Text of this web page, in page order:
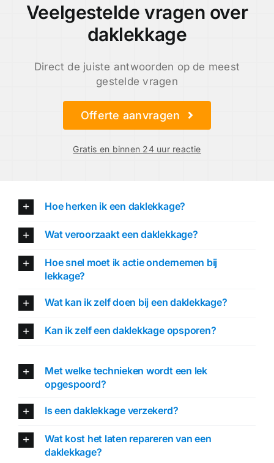
Veelgestelde vragen over
daklekkage
Direct de juiste antwoorden op de meest
gestelde vragen
Offerte aanvragen
Gratis en binnen 24 uur reactie
Hoe herken ik een daklekkage?
Wat veroorzaakt een daklekkage?
Hoe snel moet ik actie ondernemen bij
lekkage?
Wat kan ik zelf doen bij een daklekkage?
Kan ik zelf een daklekkage opsporen?
Met welke technieken wordt een lek
opgespoord?
Is een daklekkage verzekerd?
Wat kost het laten repareren van een
daklekkage?